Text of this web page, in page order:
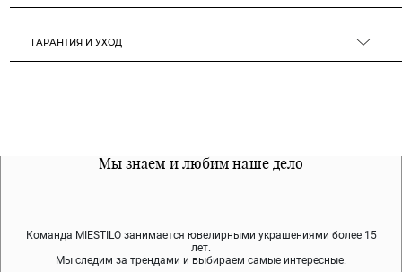
ГАРАНТИЯ И УХОД
Мы знаем и любим наше дело
Команда MIESTILO занимается ювелирными украшениями более 15
лет.
Мы следим за трендами и выбираем самые интересные.
Все наши материалы гипоалергенны
Мы используем покрытие (родий, ювелирный сплав), которое не
содержит никеля и свинца — это исключает аллергию.
Примерка перед покупкой
Во время доставки спокойно примеряйте украшения, выбирайте те,
что вам нравятся, остальные заберёт курьер.